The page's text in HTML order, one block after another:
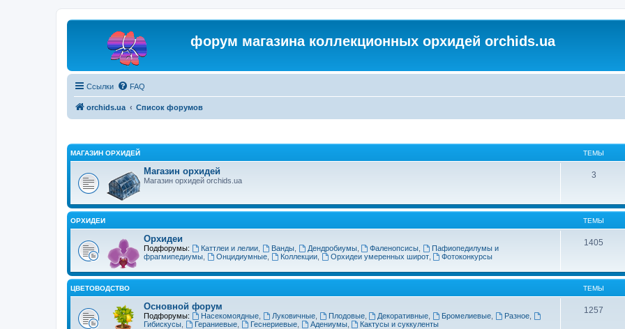
форум магазина коллекционных орхидей orchids.ua
Ссылки FAQ
orchids.ua Список форумов
МАГАЗИН ОРХИДЕЙ ТЕМЫ
Магазин орхидей
Магазин орхидей orchids.ua
3
ОРХИДЕИ ТЕМЫ
Орхидеи
Подфорумы: Каттлеи и лелии, Ванды, Дендробиумы, Фаленопсисы
Пафиопедилумы и
фрагмипедиумы
Онцидиумные, Коллекции, Орхидеи умеренных широт, Фотоконкурсы
1405
ЦВЕТОВОДСТВО ТЕМЫ
Основной форум
Подфорумы: Насекомоядные, Луковичные, Плодовые, Декоративные Бромелиевые Разное
Гибискусы
Гераниевые, Геснериевые, Адениумы, Кактусы и суккуленты
1257